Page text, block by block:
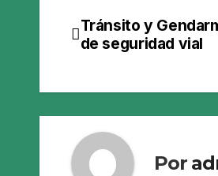
Navegación
entradas
Tránsito y
de seguridad vial
Por